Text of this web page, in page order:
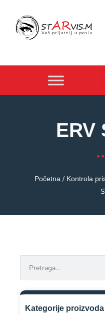
ERV
Početna/ Kontrola
Kategorije proizvoda